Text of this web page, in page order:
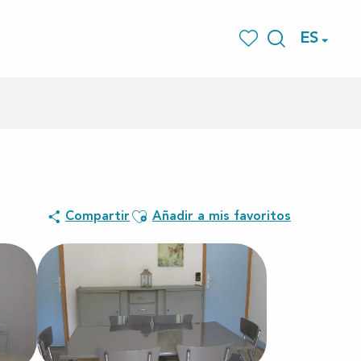
ES
Compartir Ajouter aux favoris
Añadir a mis favoritos